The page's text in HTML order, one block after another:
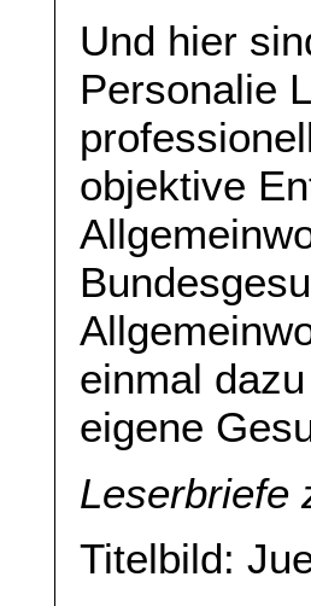
Und hier
Personalie
objektive
einmal
eigene
Leserbriefe
Titelbild: